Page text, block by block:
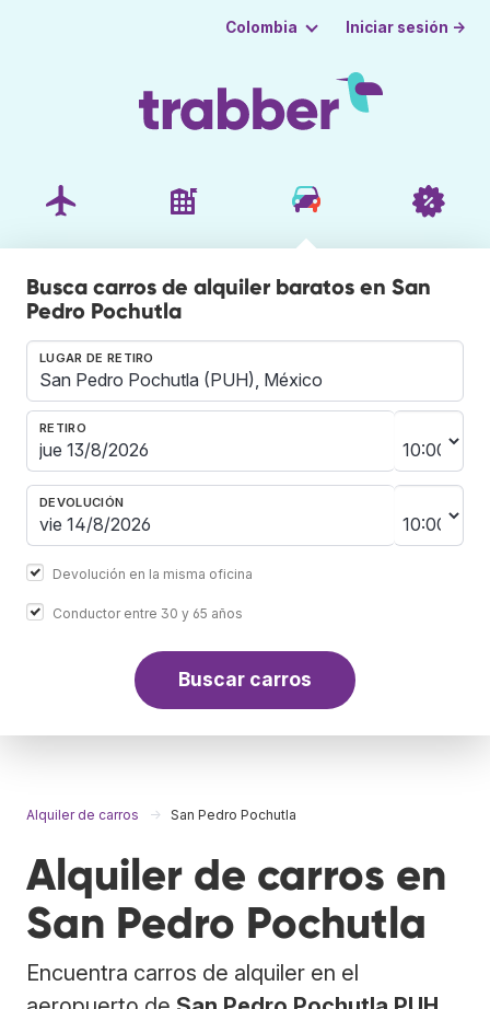
Colombia Iniciar sesión →
Busca carros de alquiler baratos en San
Pedro Pochutla
LUGAR DE RETIRO
RETIRO
DEVOLUCIÓN
Devolución en la misma oficina
Conductor entre 30 y 65 años
Buscar carros
Alquiler de carros San Pedro Pochutla
Alquiler de carros en
San Pedro Pochutla
Encuentra carros de alquiler en el